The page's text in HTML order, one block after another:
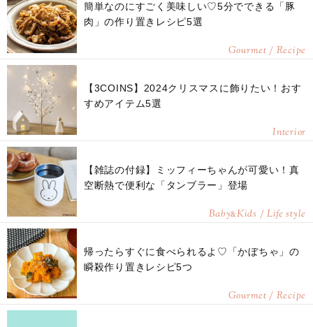
簡単なのにすごく美味しい♡5分でできる「豚
肉」の作り置きレシピ5選
Gourmet / Recipe
【3COINS】2024クリスマスに飾りたい！おす
すめアイテム5選
Interior
【雑誌の付録】ミッフィーちゃんが可愛い！真
空断熱で便利な「タンブラー」登場
Baby&Kids / Life style
帰ったらすぐに食べられるよ♡「かぼちゃ」の
瞬殺作り置きレシピ5つ
Gourmet / Recipe